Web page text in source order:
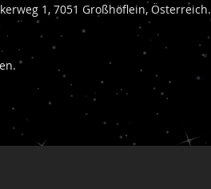
1, 7051 Großhöflein, Österreich.